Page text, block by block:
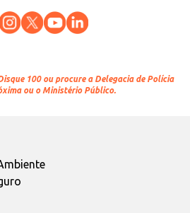
100 ou procure a Delegacia de Polícia
ou o Ministério Público.